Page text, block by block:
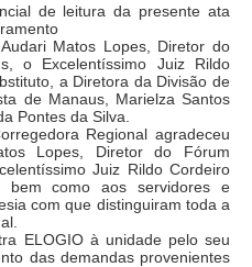
Cidadão
e Comunicação
Instrumentos
Contas
de leitura da presente ata
Matos Lopes, Diretor do
o Excelentíssimo Juiz Rildo
a Diretora da Divisão de
de Manaus, Marielza Santos
Pontes da Silva.
Regional agradeceu
Lopes, Diretor do Fórum
Juiz Rildo Cordeiro
bem como aos servidores e
com que distinguiram toda a
ELOGIO à unidade pelo seu
das demandas provenientes